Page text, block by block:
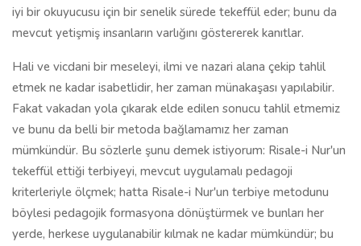
iyi bir okuyucusu için bir senelik sürede tekeffül eder; bunu da
mevcut yetişmiş insanların varlığını göstererek kanıtlar.
Hali ve vicdani bir meseleyi, ilmi ve nazari alana çekip tahlil
etmek ne kadar isabetlidir, her zaman münakaşası yapılabilir.
Fakat vakadan yola çıkarak elde edilen sonucu tahlil etmemiz
ve bunu da belli bir metoda bağlamamız her zaman
mümkündür. Bu sözlerle şunu demek istiyorum: Risale-i Nur'un
tekeffül ettiği terbiyeyi, mevcut uygulamalı pedagoji
kriterleriyle ölçmek; hatta Risale-i Nur'un terbiye metodunu
böylesi pedagojik formasyona dönüştürmek ve bunları her
yerde, herkese uygulanabilir kılmak ne kadar mümkündür; bu